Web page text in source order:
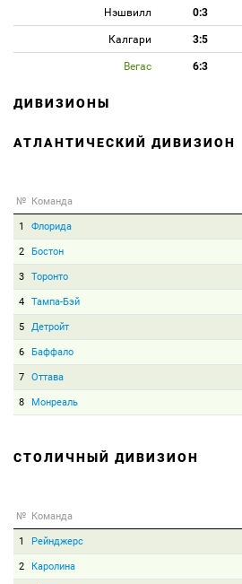
Нэшвилл 0:3
Калгари 3:5
Вегас 6:3
ДИВИЗИОНЫ
АТЛАНТИЧЕСКИЙ ДИВИЗИОН
№ Команда
1 Флорида
2 Бостон
3 Торонто
4 Тампа-Бэй
5 Детройт
6 Баффало
7 Оттава
8 Монреаль
СТОЛИЧНЫЙ ДИВИЗИОН
№ Команда
1 Рейнджерс
2 Каролина